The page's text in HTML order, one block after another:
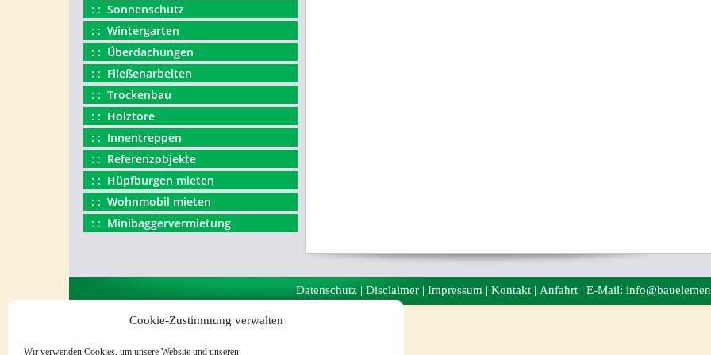
Cookie-Zustimmung verwalten
Wir verwenden Cookies, um unsere Website und unseren
Sonnenschutz
Wintergarten
Überdachungen
Fließenarbeiten
Trockenbau
Holztore
Innentreppen
Referenzobjekte
Hüpfburgen mieten
Wohnmobil mieten
Minibaggervermietung
Datenschutz| Disclaimer| Impressum | Kontakt| Anfahrt| E-Mail: